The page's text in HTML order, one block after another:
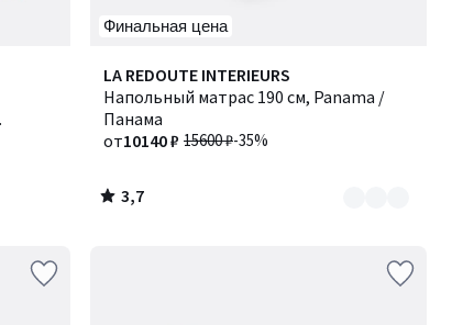
Финальная цена
LA REDOUTE INTERIEURS
Напольный матрас 190 см, Panama /
Панама
15600 ₽-35%
от10140 ₽
3,7
/ 5
Количество
цветов:
2
3,7
/